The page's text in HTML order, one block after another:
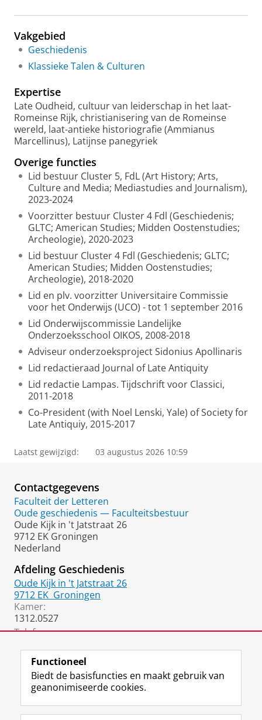
e
a
g
e
I
e
c
h
t
a
l
Vakgebied
Geschiedenis
Klassieke Talen & Culturen
Expertise
Late Oudheid, cultuur van leiderschap in het laat-
Romeinse Rijk, christianisering van de Romeinse
wereld, laat-antieke historiografie (Ammianus
Marcellinus), Latijnse panegyriek
Overige functies
Lid bestuur Cluster 5, FdL (Art History; Arts,
Culture and Media; Mediastudies and Journalism),
2023-2024
Voorzitter bestuur Cluster 4 Fdl (Geschiedenis;
GLTC; American Studies; Midden Oostenstudies;
Archeologie), 2020-2023
Lid bestuur Cluster 4 Fdl (Geschiedenis; GLTC;
American Studies; Midden Oostenstudies;
Archeologie), 2018-2020
Lid en plv. voorzitter Universitaire Commissie
voor het Onderwijs (UCO) - tot 1 september 2016
Lid Onderwijscommissie Landelijke
Onderzoeksschool OIKOS, 2008-2018
Adviseur onderzoeksproject Sidonius Apollinaris
Lid redactieraad Journal of Late Antiquity
Lid redactie Lampas. Tijdschrift voor Classici,
2011-2018
Co-President (with Noel Lenski, Yale) of Society for
Late Antiquiy, 2015-2017
Laatst gewijzigd: 03 augustus 2026 10:59
Contactgegevens
Faculteit der Letteren
Oude geschiedenis — Faculteitsbestuur
Oude Kijk in 't Jatstraat 26
9712 EK Groningen
Nederland
Afdeling Geschiedenis
Oude Kijk in 't Jatstraat 26
9712 EK Groningen
Kamer:
1312.0527
Telefoon:
Volg de RUG
F
L
R I
Y
Functioneel
Biedt de basisfuncties en maakt gebruik van
geanonimiseerde cookies.